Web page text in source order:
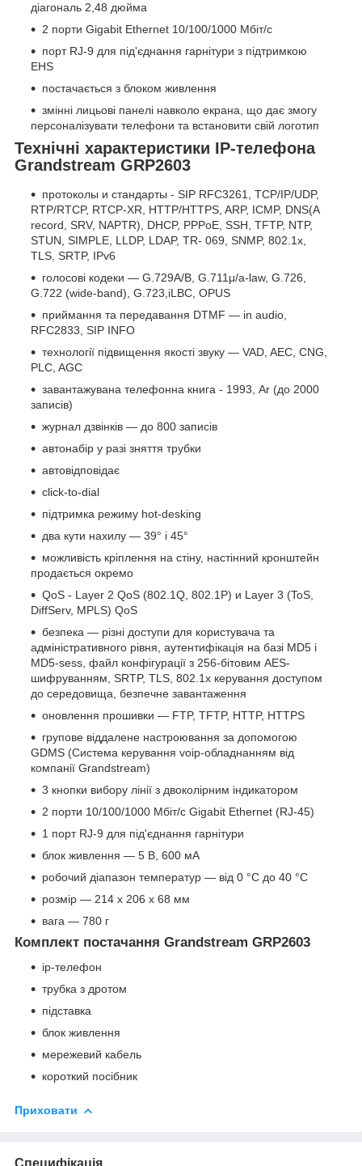
діагональ 2,48 дюйма
2 порти Gigabit Ethernet 10/100/1000 Мбіт/с
порт RJ-9 для під'єднання гарнітури з підтримкою
EHS
постачається з блоком живлення
змінні лицьові панелі навколо екрана, що дає змогу
персоналізувати телефони та встановити свій логотип
Технічні характеристики IP-телефона
Grandstream GRP2603
протоколы и стандарты - SIP RFC3261, TCP/IP/UDP,
RTP/RTCP, RTCP-XR, HTTP/HTTPS, ARP, ICMP, DNS(A
record, SRV, NAPTR), DHCP, PPPoE, SSH, TFTP, NTP,
STUN, SIMPLE, LLDP, LDAP, TR- 069, SNMP, 802.1x,
TLS, SRTP, IPv6
голосові кодеки — G.729A/B, G.711μ/a-law, G.726,
G.722 (wide-band), G.723,iLBC, OPUS
приймання та передавання DTMF — in audio,
RFC2833, SIP INFO
технології підвищення якості звуку — VAD, AEC, CNG,
PLC, AGC
завантажувана телефонна книга - 1993, Ar (до 2000
записів)
журнал дзвінків — до 800 записів
автонабір у разі зняття трубки
автовідповідає
click-to-dial
підтримка режиму hot-desking
два кути нахилу — 39° і 45°
можливість кріплення на стіну, настінний кронштейн
продається окремо
QoS - Layer 2 QoS (802.1Q, 802.1P) и Layer 3 (ToS,
DiffServ, MPLS) QoS
безпека — різні доступи для користувача та
адміністративного рівня, аутентифікація на базі MD5 і
MD5-sess, файл конфігурації з 256-бітовим AES-
шифруванням, SRTP, TLS, 802.1x керування доступом
до середовища, безпечне завантаження
оновлення прошивки — FTP, TFTP, HTTP, HTTPS
групове віддалене настроювання за допомогою
GDMS (Система керування voip-обладнанням від
компанії Grandstream)
3 кнопки вибору лінії з двоколірним індикатором
2 порти 10/100/1000 Мбіт/с Gigabit Ethernet (RJ-45)
1 порт RJ-9 для під'єднання гарнітури
блок живлення — 5 В, 600 мА
робочий діапазон температур — від 0 °C до 40 °C
розмір — 214 x 206 x 68 мм
вага — 780 г
Комплект постачання Grandstream GRP2603
ip-телефон
трубка з дротом
підставка
блок живлення
мережевий кабель
короткий посібник
Приховати
Специфікація